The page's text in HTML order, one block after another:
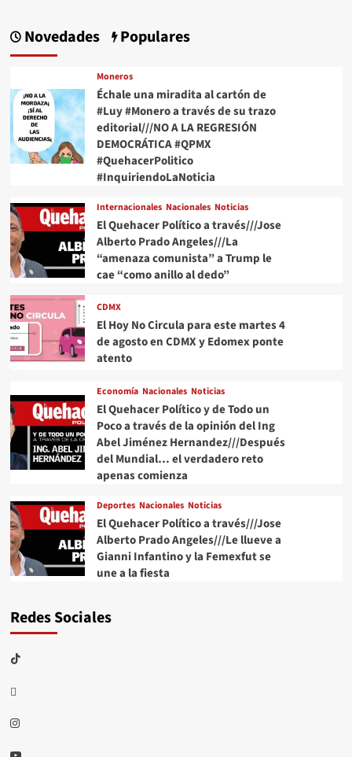
Novedades Populares
Moneros
Échale una miradita al cartón de
#Luy #Monero a través de su trazo
editorial///NO A LA REGRESIÓN
DEMOCRÁTICA #QPMX
#QuehacerPolitico
#InquiriendoLaNoticia
Internacionales Nacionales Noticias
El Quehacer Político a través///Jose
Alberto Prado Angeles///La
“amenaza comunista” a Trump le
cae “como anillo al dedo”
CDMX
El Hoy No Circula para este martes 4
de agosto en CDMX y Edomex ponte
atento
Economía Nacionales Noticias
El Quehacer Político y de Todo un
Poco a través de la opinión del Ing
Abel Jiménez Hernandez///Después
del Mundial… el verdadero reto
apenas comienza
Deportes Nacionales Noticias
El Quehacer Político a través///Jose
Alberto Prado Angeles///Le llueve a
Gianni Infantino y la Femexfut se
une a la fiesta
Redes Sociales
TikTok
threads
Instagram
Youtube